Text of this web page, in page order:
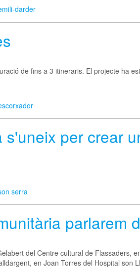
darder
de fins a 3 itineraris. El projecte ha
per crear
serra
parlarem
del Centre cultural de Flassaders,
en Joan Torres del Hospital son